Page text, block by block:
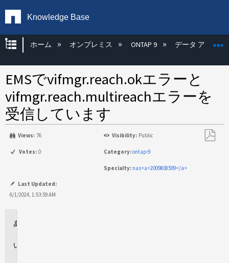
Knowledge Base
グローバル階層を展開/折りたたむ
ホーム オンプレミス ONTAP 9 データ アクセス
EMSでvifmgr.reach.okエラーと
vifmgr.reach.multireachエラーを
受信しています
Views: 76 Visibility: Public
Votes: 0 Category:ontap-9
Specialty: nas<a>2009808599</a>
Last Updated:
6/1/2024, 1:53:59 AM